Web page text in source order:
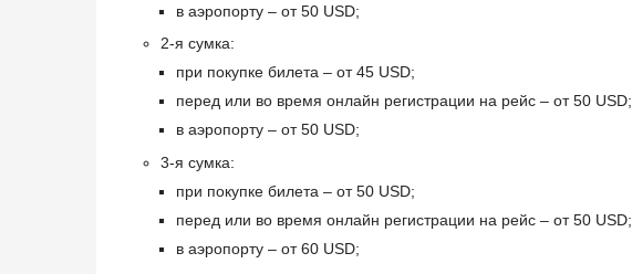
в аэропорту – от 50 USD;
2-я сумка:
при покупке билета – от 45 USD;
перед или во время онлайн регистрации на рейс – от 50 USD;
в аэропорту – от 50 USD;
3-я сумка:
при покупке билета – от 50 USD;
перед или во время онлайн регистрации на рейс – от 50 USD;
в аэропорту – от 60 USD;